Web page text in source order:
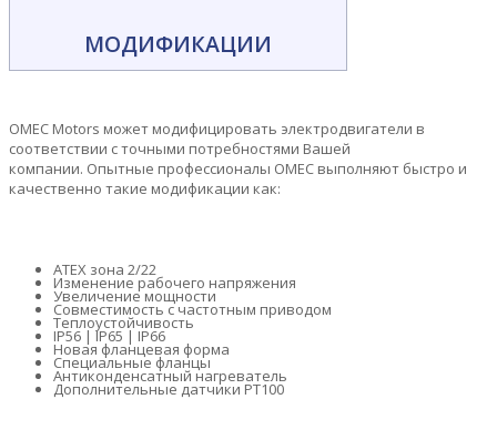
МОДИФИКАЦИИ
OMEC Motors может модифицировать электродвигатели в
соответствии с точными потребностями Вашей
компании. Опытные профессионалы OMEC выполняют быстро и
качественно такие модификации как:
ATEX зона 2/22
Изменение рабочего напряжения
Увеличение мощности
Совместимость с частотным приводом
Теплоустойчивость
IP56 | IP65 | IP66
Новая фланцевая форма
Специальные фланцы
Антиконденсатный нагреватель
Дополнительные датчики PT100